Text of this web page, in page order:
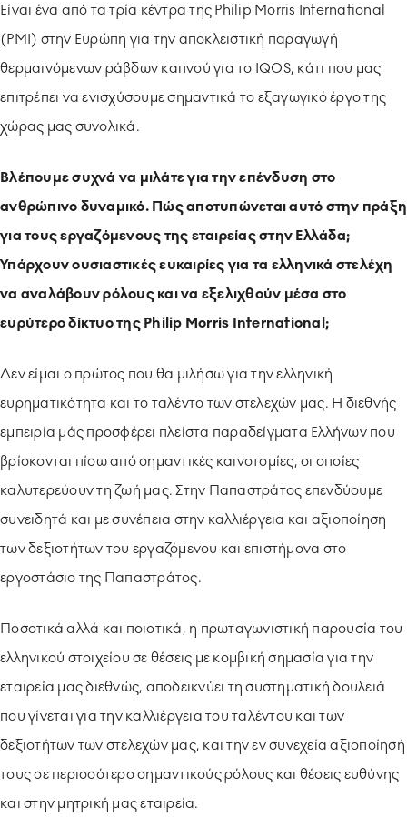
Είναι ένα από τα τρία κέντρα της Philip Morris International
(PMI) στην Ευρώπη για την αποκλειστική παραγωγή
θερμαινόμενων ράβδων καπνού για το IQOS, κάτι που μας
επιτρέπει να ενισχύσουμε σημαντικά το εξαγωγικό έργο της
χώρας μας συνολικά.
Βλέπουμε συχνά να μιλάτε για την επένδυση στο
ανθρώπινο δυναμικό. Πώς αποτυπώνεται αυτό στην πράξη
για τους εργαζόμενους της εταιρείας στην Ελλάδα;
Υπάρχουν ουσιαστικές ευκαιρίες για τα ελληνικά στελέχη
να αναλάβουν ρόλους και να εξελιχθούν μέσα στο
ευρύτερο δίκτυο της Philip Morris International;
Δεν είμαι ο πρώτος που θα μιλήσω για την ελληνική
ευρηματικότητα και το ταλέντο των στελεχών μας. Η διεθνής
εμπειρία μάς προσφέρει πλείστα παραδείγματα Ελλήνων που
βρίσκονται πίσω από σημαντικές καινοτομίες, οι οποίες
καλυτερεύουν τη ζωή μας. Στην Παπαστράτος επενδύουμε
συνειδητά και με συνέπεια στην καλλιέργεια και αξιοποίηση
των δεξιοτήτων του εργαζόμενου και επιστήμονα στο
εργοστάσιο της Παπαστράτος.
Ποσοτικά αλλά και ποιοτικά, η πρωταγωνιστική παρουσία του
ελληνικού στοιχείου σε θέσεις με κομβική σημασία για την
εταιρεία μας διεθνώς, αποδεικνύει τη συστηματική δουλειά
που γίνεται για την καλλιέργεια του ταλέντου και των
δεξιοτήτων των στελεχών μας, και την εν συνεχεία αξιοποίησή
τους σε περισσότερο σημαντικούς ρόλους και θέσεις ευθύνης
και στην μητρική μας εταιρεία.